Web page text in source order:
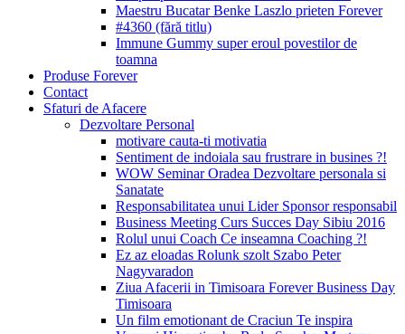
Maestru Bucatar Benke Laszlo prieten Forever
#4360 (fără titlu)
Immune Gummy super eroul povestilor de
toamna
Produse Forever
Contact
Sfaturi de Afacere
Dezvoltare Personal
motivare cauta-ti motivatia
Sentiment de indoiala sau frustrare in busines ?!
WOW Seminar Oradea Dezvoltare personala si
Sanatate
Responsabilitatea unui Lider Sponsor responsabil
Business Meeting Curs Succes Day Sibiu 2016
Rolul unui Coach Ce inseamna Coaching ?!
Ez az eloadas Rolunk szolt Szabo Peter
Nagyvaradon
Ziua Afacerii in Timisoara Forever Business Day
Timisoara
Un film emotionant de Craciun Te inspira